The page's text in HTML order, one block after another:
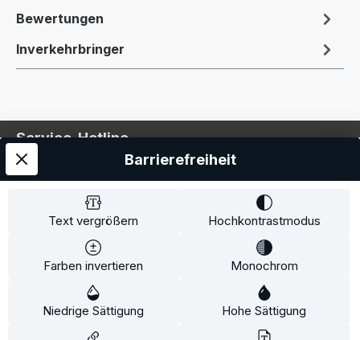
Bewertungen
Inverkehrbringer
Service-Hotline
Service
Information
* Alle Preise inkl. gesetzl. Mehrwertsteuer zzgl.
und ggf. Nachnahmegebühren, wenn
Text vergrößern Hochkontrastmodus
Farben invertieren Monochrom
Niedrige Sättigung Hohe Sättigung
Barrierefreiheit